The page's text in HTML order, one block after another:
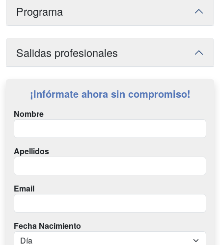
Programa
Salidas profesionales
¡Infórmate ahora sin compromiso!
Nombre
Apellidos
Email
Fecha Nacimiento